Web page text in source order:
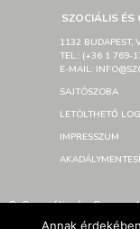
SZOCIÁLIS ÉS
1132 BUDAPEST,
TEL.: (+36 1 769-
E-MAIL:
SAJTÓSZOBA
LETÖLTHETŐ
IMPRESSZUM
© Szociális és
Developed By SzGyF
Annak